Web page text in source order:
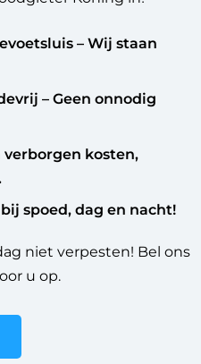
– Wij staan
– Geen onnodig
verborgen kosten,
bij spoed, dag en nacht!
niet verpesten! Bel ons
u op.